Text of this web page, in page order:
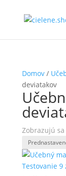
Domov/
deviatakov
Zobrazujú